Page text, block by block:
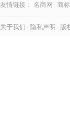
友情链接： 名商网 | 商
关于我们 | 隐私声明 | 版